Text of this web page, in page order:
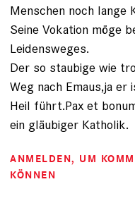
Menschen noch lange
Seine Vokation möge
Leidensweges.
Der so staubige wie
Weg nach Emaus,ja
Heil führt.Pax et
ein gläubiger Katholik.
ANMELDEN, UM
KÖNNEN